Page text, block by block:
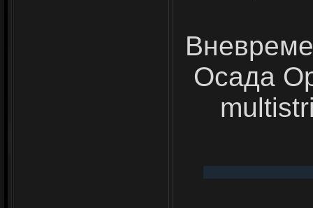
Осада